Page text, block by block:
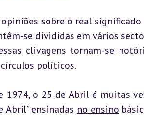
sobre o real significado
se divididas em vários
clivagens tornam-se
políticos.
1974, o 25 de Abril é muitas
Abril” ensinadas no ensino